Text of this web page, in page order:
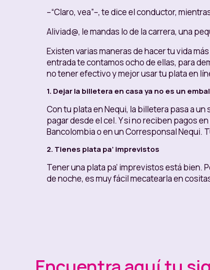
–“Claro, vea”–, te dice el conductor,
Aliviad@, le mandas lo de la carrera, una
Existen varias maneras de hacer tu vida
entrada te contamos ocho de ellas, para
no tener efectivo y mejor usar tu plata en
1. Dejar la billetera en casa ya no es un
Con tu plata en Nequi, la billetera pasa a
pagar desde el cel. Y si no reciben pagos
Bancolombia o en un Corresponsal Nequi.
2. Tienes plata pa’ imprevistos
Tener una plata pa’ imprevistos está bien.
de noche, es muy fácil mecatearla en
o un lapso de tiempo.